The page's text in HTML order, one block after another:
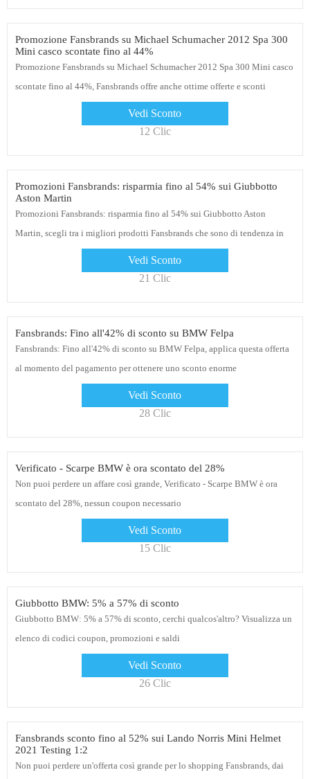
Promozione Fansbrands su Michael Schumacher 2012 Spa 300
Mini casco scontate fino al 44%
Promozione Fansbrands su Michael Schumacher 2012 Spa 300 Mini casco
scontate fino al 44%, Fansbrands offre anche ottime offerte e sconti
Vedi Sconto
12 Clic
Promozioni Fansbrands: risparmia fino al 54% sui Giubbotto
Aston Martin
Promozioni Fansbrands: risparmia fino al 54% sui Giubbotto Aston
Martin, scegli tra i migliori prodotti Fansbrands che sono di tendenza in
Vedi Sconto
21 Clic
Fansbrands: Fino all'42% di sconto su BMW Felpa
Fansbrands: Fino all'42% di sconto su BMW Felpa, applica questa offerta
al momento del pagamento per ottenere uno sconto enorme
Vedi Sconto
28 Clic
Verificato - Scarpe BMW è ora scontato del 28%
Non puoi perdere un affare così grande, Verificato - Scarpe BMW è ora
scontato del 28%, nessun coupon necessario
Vedi Sconto
15 Clic
Giubbotto BMW: 5% a 57% di sconto
Giubbotto BMW: 5% a 57% di sconto, cerchi qualcos'altro? Visualizza un
elenco di codici coupon, promozioni e saldi
Vedi Sconto
26 Clic
Fansbrands sconto fino al 52% sui Lando Norris Mini Helmet
2021 Testing 1:2
Non puoi perdere un'offerta così grande per lo shopping Fansbrands, dai